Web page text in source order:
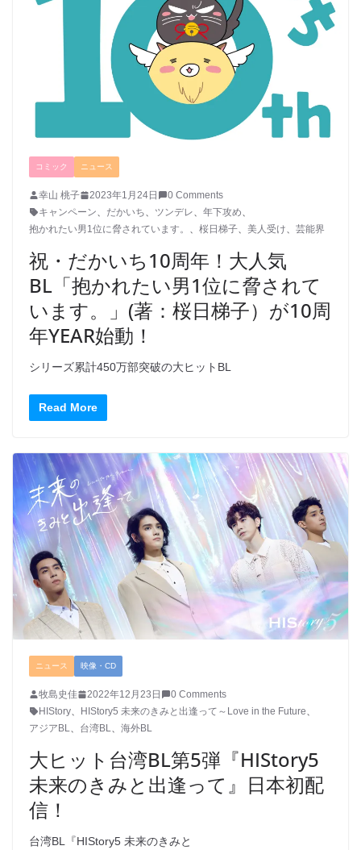
コミック ニュース
幸山 桃子 2023年1月24日
0 Comments
キャンペーン
だかいち ツンデレ 年下攻め
抱かれたい男1位に脅されています。
桜日梯子 美人受け 芸能界
祝・だかいち10周年！大人気
BL「抱かれたい男1位に脅されて
います。」(著：桜日梯子）が10周
年YEAR始動！
シリーズ累計450万部突破の大ヒットBL
Read More
ニュース 映像・CD
牧島史佳 2022年12月23日
0 Comments
HIStory、 HIStory5 未来のきみと出逢って～Love in the Future、
アジアBL、 台湾BL、 海外BL
大ヒット台湾BL第5弾『HIStory5
未来のきみと出逢って』日本初配
信！
台湾BL『HIStory5 未来のきみと